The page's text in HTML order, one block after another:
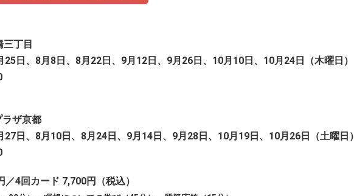
丁目
日、8月8日、8月22日、9月12日、9月26日、10月10日、10月24日（木曜日）
ザ京都
27日、8月10日、8月24日、9月14日、9月28日、10月19日、10月26日
（土曜日）
4回カード 7,700円（税込）